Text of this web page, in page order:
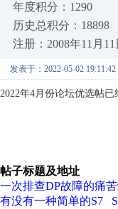
年度积分：1290
历史总积分：18898
注册：2008年11月11
发表于：2022-05-02 19:11:42
2022年4月份论坛优选帖
帖子标题及地址
一次排查DP故障的痛
有没有一种简单的S7